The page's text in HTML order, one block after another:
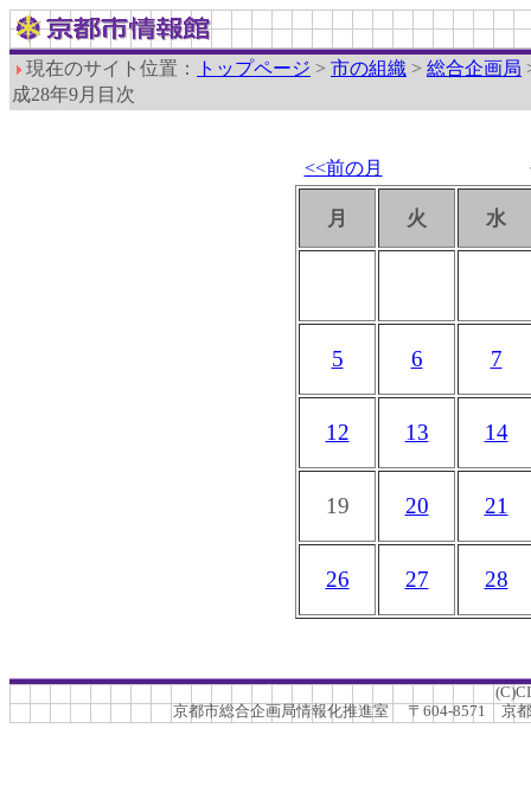
現在のサイト位置： トップページ > 市の組織 > 総合企画局
成28年9月目次
<<前の月
月 火 水
5 6 7
12 13 14
19 20 21
26 27 28
京都市総合企画局情報化推進室 〒604-8571 京